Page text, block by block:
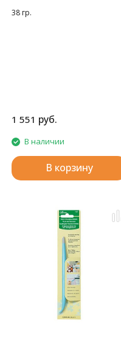
38 гр.
1 551 руб.
В наличии
В корзину